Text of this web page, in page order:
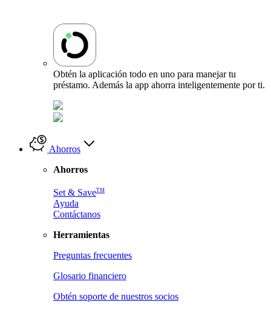
Obtén la aplicación todo en uno para manejar tu
préstamo. Además la app ahorra inteligentemente por ti.
Ahorros
Ahorros
Set & SaveTM
Ayuda
Contáctanos
Herramientas
Preguntas frecuentes
Glosario financiero
Obtén soporte de nuestros socios